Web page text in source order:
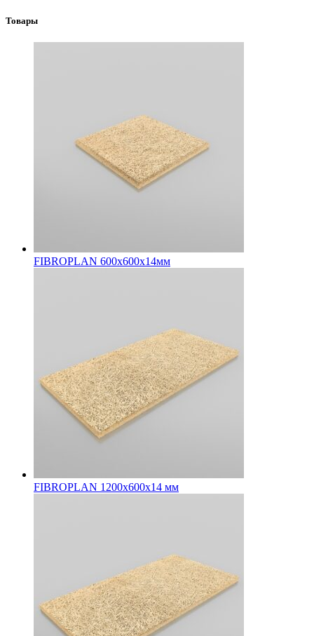
Товары
FIBROPLAN 600х600х14мм
FIBROPLAN 1200х600х14 мм